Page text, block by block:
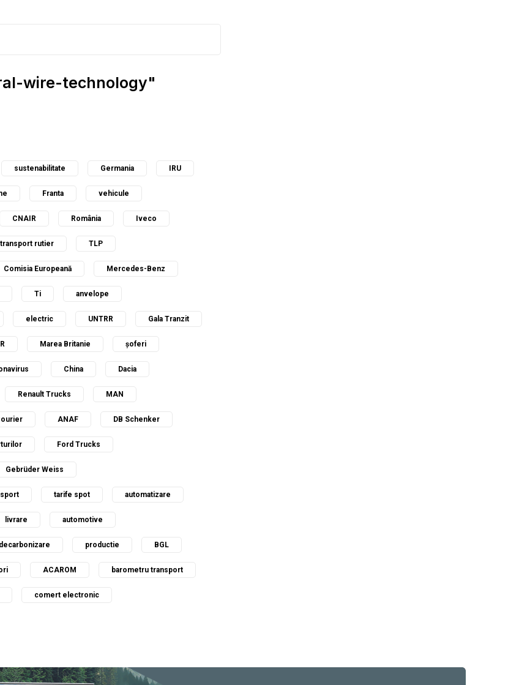
wire-technology"
sustenabilitate Germania IRU
Franta vehicule
CNAIR România Iveco
transport rutier TLP
Comisia Europeană Mercedes-Benz
Ti anvelope
electric UNTRR Gala Tranzit
Marea Britanie șoferi
China Dacia
Renault Trucks MAN
ANAF DB Schenker
Ford Trucks
Gebrüder Weiss
tarife spot automatizare
livrare automotive
decarbonizare productie BGL
ACAROM barometru transport
comert electronic